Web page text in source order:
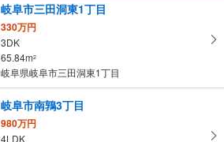
岐阜市三田洞東1丁目
330万円
3DK
65.84m2
岐阜県岐阜市三田洞東1丁目
岐阜市南鶉3丁目
980万円
4LDK